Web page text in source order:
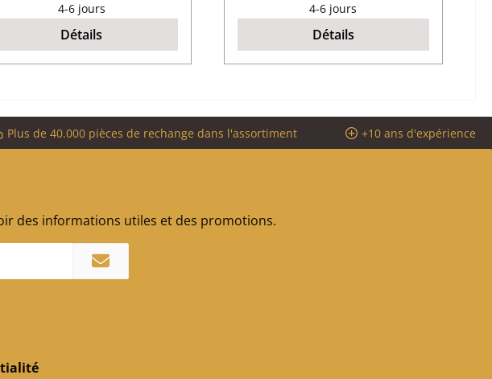
4-6 jours
Détails
4-6 jours
Détails
Plus de 40.000 pièces de rechange dans l'assortiment +10 ans d'expérience
des informations utiles et des promotions.